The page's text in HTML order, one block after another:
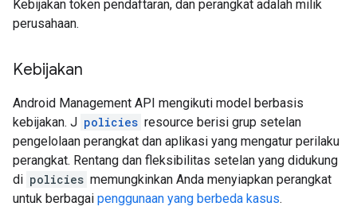
Kebijakan token pendaftaran, dan perangkat adalah milik
perusahaan.
Kebijakan
Android Management API mengikuti model berbasis
kebijakan. J policies resource berisi grup setelan
pengelolaan perangkat dan aplikasi yang mengatur perilaku
perangkat. Rentang dan fleksibilitas setelan yang didukung
di policies memungkinkan Anda menyiapkan perangkat
untuk berbagai penggunaan yang berbeda kasus.